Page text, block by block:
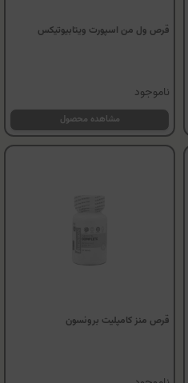
قرص ول من اسپورت ویتابیوتیکس
ناموجود
مشاهده محصول
قرص منز کامپلیت برونسون